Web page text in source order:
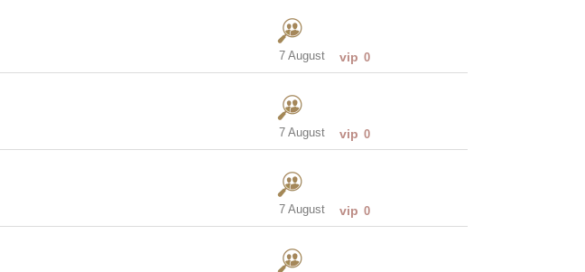
7 August vip 0
7 August vip 0
7 August vip 0